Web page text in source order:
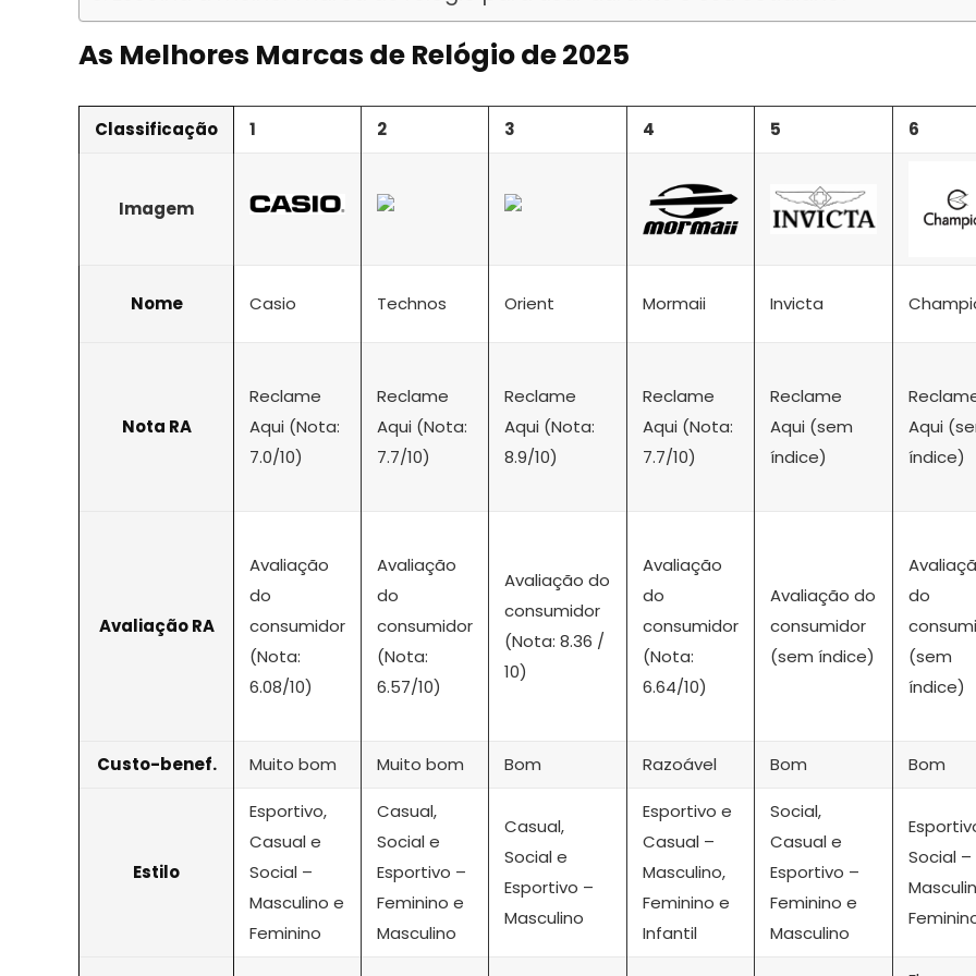
As Melhores Marcas de Relógio de 2025
Classificação 1 2 3 4 5 6
Imagem
Nome Casio Technos Orient Mormaii Invicta
Nota RA
Reclame
Aqui (Nota:
7.0/10)
Reclame
Aqui (Nota:
7.7/10)
Reclame
Aqui (Nota:
8.9/10)
Reclame
Aqui (Nota:
7.7/10)
Reclame
Aqui (sem
índice)
Aqui
índice)
Avaliação RA
Avaliação
do
consumidor
(Nota:
6.08/10)
Avaliação
do
consumidor
(Nota:
6.57/10)
Avaliação do
consumidor
(Nota: 8.36 /
10)
Avaliação
do
consumidor
(Nota:
6.64/10)
Avaliação do
consumidor
(sem índice)
do
(sem
índice)
Custo-benef. Muito bom Muito bom Bom Razoável Bom Bom
Estilo
Esportivo,
Casual e
Social –
Masculino e
Feminino
Casual,
Social e
Esportivo –
Feminino e
Masculino
Casual,
Social e
Esportivo –
Masculino
Esportivo e
Casual –
Masculino,
Feminino e
Infantil
Social,
Casual e
Esportivo –
Feminino e
Masculino
Social –